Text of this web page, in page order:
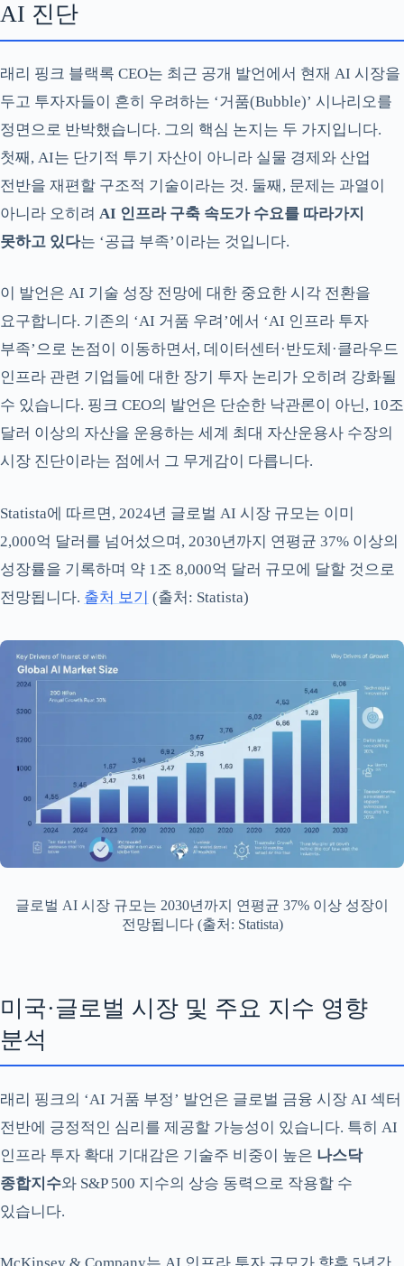
AI 진단
래리 핑크 블랙록 CEO는 최근 공개 발언에서 현재 AI 시장을
두고 투자자들이 흔히 우려하는 ‘거품(Bubble)’ 시나리오를
정면으로 반박했습니다. 그의 핵심 논지는 두 가지입니다.
첫째, AI는 단기적 투기 자산이 아니라 실물 경제와 산업
전반을 재편할 구조적 기술이라는 것. 둘째, 문제는 과열이
아니라 오히려 AI 인프라 구축 속도가 수요를 따라가지
못하고 있다는 ‘공급 부족’이라는 것입니다.
이 발언은 AI 기술 성장 전망에 대한 중요한 시각 전환을
요구합니다. 기존의 ‘AI 거품 우려’에서 ‘AI 인프라 투자
부족’으로 논점이 이동하면서, 데이터센터·반도체·클라우드
인프라 관련 기업들에 대한 장기 투자 논리가 오히려 강화될
수 있습니다. 핑크 CEO의 발언은 단순한 낙관론이 아닌, 10조
달러 이상의 자산을 운용하는 세계 최대 자산운용사 수장의
시장 진단이라는 점에서 그 무게감이 다릅니다.
Statista에 따르면, 2024년 글로벌 AI 시장 규모는 이미
2,000억 달러를 넘어섰으며, 2030년까지 연평균 37% 이상의
성장률을 기록하며 약 1조 8,000억 달러 규모에 달할 것으로
전망됩니다. 출처 보기 (출처: Statista)
글로벌 AI 시장 규모는 2030년까지 연평균 37% 이상 성장이
전망됩니다 (출처: Statista)
미국·글로벌 시장 및 주요 지수 영향
분석
래리 핑크의 ‘AI 거품 부정’ 발언은 글로벌 금융 시장 AI 섹터
전반에 긍정적인 심리를 제공할 가능성이 있습니다. 특히 AI
인프라 투자 확대 기대감은 기술주 비중이 높은 나스닥
종합지수와 S&P 500 지수의 상승 동력으로 작용할 수
있습니다.